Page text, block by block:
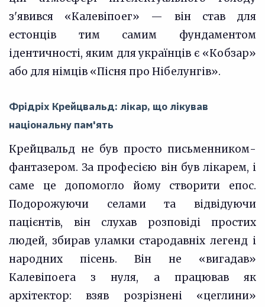
з'явився «Калевіпоег» — він став для
естонців тим самим фундаментом
ідентичності, яким для українців є «Кобзар»
або для німців «Пісня про Нібелунгів».
Фрідріх Крейцвальд: лікар, що лікував
національну пам'ять
Крейцвальд не був просто письменником-
фантазером. За професією він був лікарем, і
саме це допомогло йому створити епос.
Подорожуючи селами та відвідуючи
пацієнтів, він слухав розповіді простих
людей, збирав уламки стародавніх легенд і
народних пісень. Він не «вигадав»
Калевіпоега з нуля, а працював як
архітектор: взяв розрізнені «цеглини»